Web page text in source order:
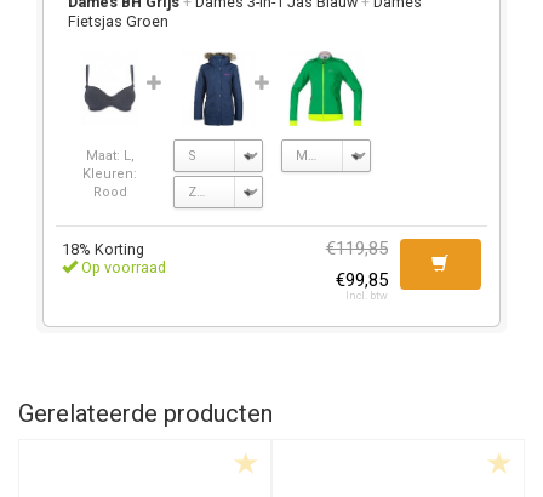
Fietsjas Groen
Maat: L,
Kleuren:
Rood
18% Korting
€119,85
€99,85
Incl. btw
Op voorraad
Gerelateerde producten